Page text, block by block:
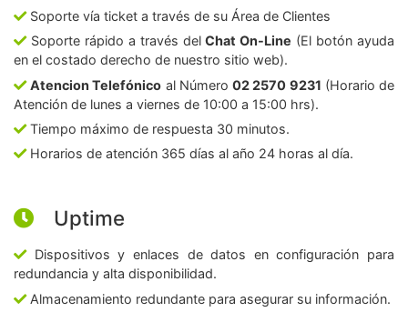
Soporte vía ticket a través de su Área de Clientes
Soporte rápido a través delChat On-Line (El botón ayuda
en el costado derecho de nuestro sitio web).
Atencion Telefónico al Número02 2570 9231 (Horario de
Atención de lunes a viernes de 10:00 a 15:00 hrs).
Tiempo máximo de respuesta 30 minutos.
Horarios de atención 365 días al año 24 horas al día.
Uptime
Dispositivos y enlaces de datos en configuración para
redundancia y alta disponibilidad.
Almacenamiento redundante para asegurar su información.